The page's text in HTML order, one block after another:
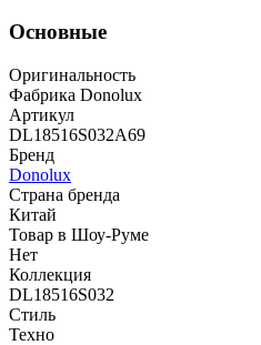
Основные
Оригинальность
Фабрика Donolux
Артикул
DL18516S032А69
Бренд
Donolux
Страна бренда
Китай
Товар в Шоу-Руме
Нет
Коллекция
DL18516S032
Стиль
Техно